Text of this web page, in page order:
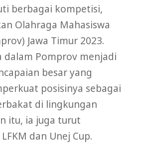
berbagai kompetisi,
Olahraga Mahasiswa
Jawa Timur 2023.
dalam Pomprov menjadi
besar yang
posisinya sebagai
di lingkungan
itu, ia juga turut
dan Unej Cup.